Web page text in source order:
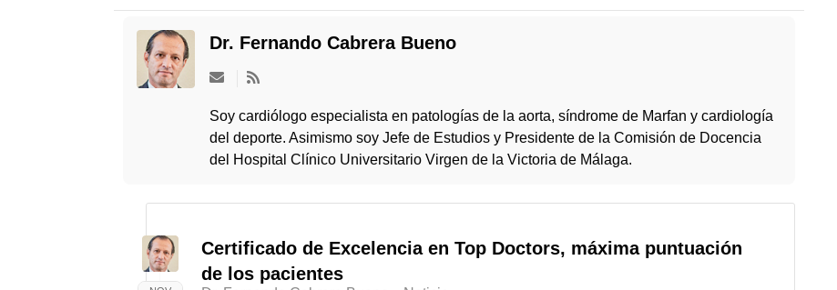
Dr. Fernando Cabrera Bueno
Subscribe
updates
from
author
Soy cardiólogo especialista en patologías de la aorta, síndrome de Marfan y cardiología
del deporte. Asimismo soy Jefe de Estudios y Presidente de la Comisión de Docencia
del Hospital Clínico Universitario Virgen de la Victoria de Málaga.
Certificado de Excelencia en Top Doctors, máxima puntuación
de los pacientes